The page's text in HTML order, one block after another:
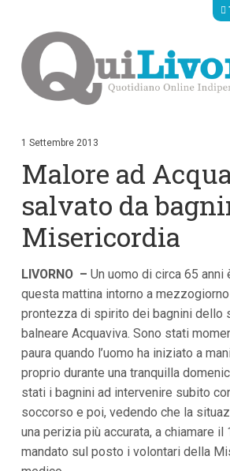
i
i
n
e
n
t
p
r
i
n
c
p
a
i
V
a
1 Settembre 2013
Malore ad
salvato da
Misericordia
LIVORNO – Un uomo di circa 65
questa mattina intorno a
prontezza di spirito dei bagnini dello
balneare Acquaviva. Sono stati
paura quando l’uomo ha iniziato a
proprio durante una tranquilla
stati i bagnini ad intervenire subito
soccorso e poi, vedendo che la
una perizia più accurata, a chiamare il
mandato sul posto i volontari della